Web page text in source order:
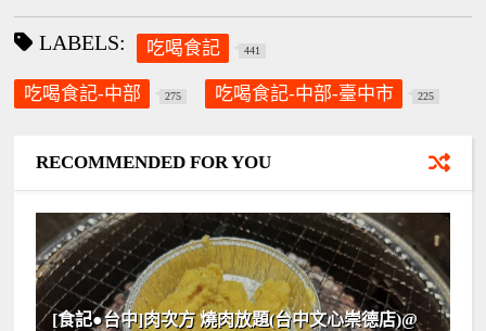
LABELS: 吃喝食記 441
吃喝食記-中部 275 吃喝食記-中部-臺中市 225
RECOMMENDED FOR YOU
[食記●台中]肉次方 燒肉放題(台中文心崇德店)@